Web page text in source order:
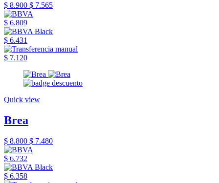
$ 8.900 $ 7.565
$ 6.809
$ 6.431
$ 7.120
Quick view
Brea
$ 8.800 $ 7.480
$ 6.732
$ 6.358